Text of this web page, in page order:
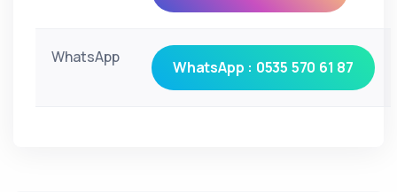
WhatsApp
WhatsApp : 0535 570 61 87